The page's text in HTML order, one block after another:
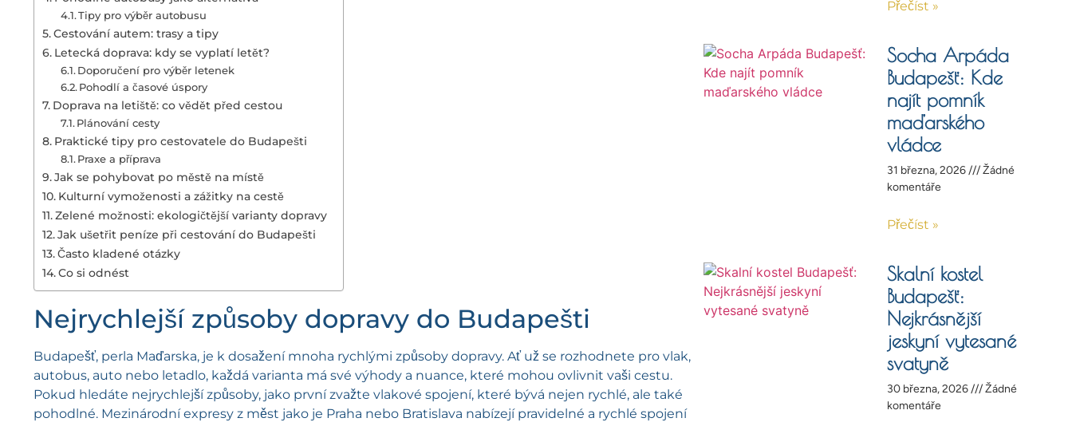
Tipy pro výběr autobusu
Cestování autem: trasy a tipy
Letecká doprava: kdy se vyplatí letět?
Doporučení pro výběr letenek
Pohodlí a časové úspory
Doprava na letiště: co vědět před cestou
Plánování cesty
Praktické tipy pro cestovatele do Budapešti
Praxe a příprava
Jak se pohybovat po městě na místě
Kulturní vymoženosti a zážitky na cestě
Zelené možnosti: ekologičtější varianty dopravy
Jak ušetřit peníze při cestování do Budapešti
Často kladené otázky
Co si odnést
Nejrychlejší způsoby dopravy do Budapešti
Budapešť, perla Maďarska, je k dosažení mnoha rychlými způsoby dopravy. Ať už se rozhodnete pro vlak,
autobus, auto nebo letadlo, každá varianta má své výhody a nuance, které mohou ovlivnit vaši cestu.
Pokud hledáte nejrychlejší způsoby, jako první zvažte vlakové spojení, které bývá nejen rychlé, ale také
pohodlné. Mezinárodní expresy z měst jako je Praha nebo Bratislava nabízejí pravidelné a rychlé spojení
Přečíst »
Socha Arpáda
Budapešť: Kde
najít pomník
maďarského
vládce
31 března, 2026
Žádné
komentáře
Přečíst »
Skalní kostel
Budapešť:
Nejkrásnější
jeskyní vytesané
svatyně
30 března, 2026
Žádné
komentáře